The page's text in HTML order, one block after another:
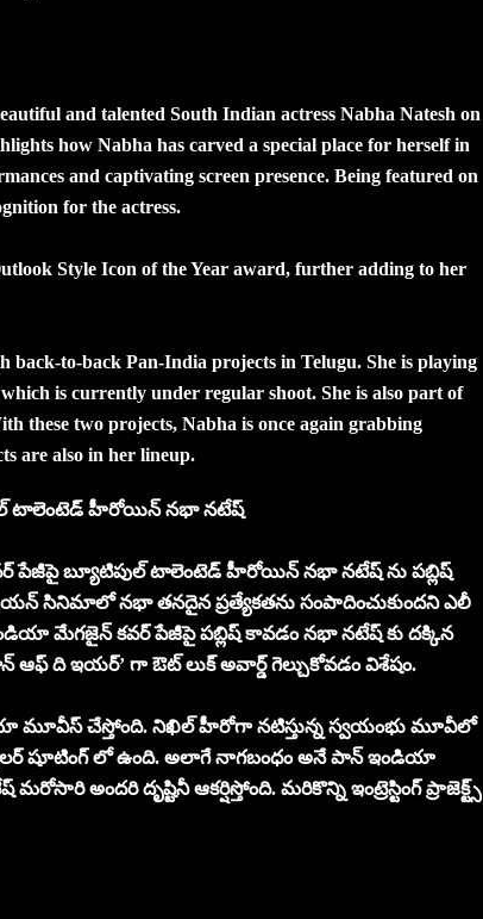
and talented South Indian actress Nabha Natesh on
how Nabha has carved a special place for herself in
and captivating screen presence. Being featured on
for the actress.
Style Icon of the Year award, further adding to her
to-back Pan-India projects in Telugu. She is playing
is currently under regular shoot. She is also part of
these two projects, Nabha is once again grabbing
are also in her lineup.
టాలెంటెడ్ హీరోయిన్ నభా నటేష్
పేజీపై బ్యూటిపుల్ టాలెంటెడ్ హీరోయిన్ నభా నటేష్ ను పబ్లిష్
సినిమాలో నభా తనదైన ప్రత్యేకతను సంపాదించుకుందని ఎలీ
మేగజైన్ కవర్ పేజీపై పబ్లిష్ కావడం నభా నటేష్ కు దక్కిన
ది ఇయర్’ గా ఔట్ లుక్ అవార్డ్ గెల్చుకోవడం విశేషం.
మూవీస్ చేస్తోంది. నిఖిల్ హీరోగా నటిస్తున్న స్వయంభు మూవీలో
షూటింగ్ లో ఉంది. అలాగే నాగబంధం అనే పాన్ ఇండియా
అందరి దృష్టినీ ఆకర్షిస్తోంది. మరికొన్ని ఇంట్రెస్టింగ్ ప్రాజెక్ట్స్